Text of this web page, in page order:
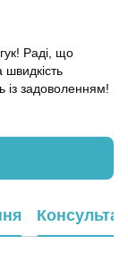
Раді, що
швидкість
із задоволенням!